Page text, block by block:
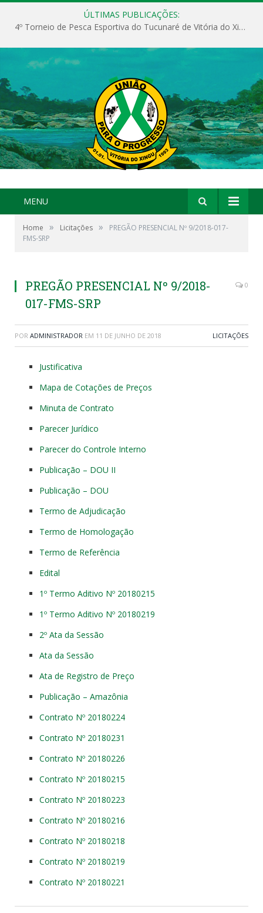
ÚLTIMAS PUBLICAÇÕES:
4º Torneio de Pesca Esportiva do Tucunaré de Vitória do Xingu
MENU
Home » Licitações »
PREGÃO PRESENCIAL Nº 9/2018-017-
FMS-SRP
PREGÃO PRESENCIAL Nº 9/2018-
017-FMS-SRP
0
POR ADMINISTRADOR EM 11 DE JUNHO DE 2018 LICITAÇÕES
Justificativa
Mapa de Cotações de Preços
Minuta de Contrato
Parecer Jurídico
Parecer do Controle Interno
Publicação – DOU II
Publicação – DOU
Termo de Adjudicação
Termo de Homologação
Termo de Referência
Edital
1º Termo Aditivo Nº 20180215
1º Termo Aditivo Nº 20180219
2º Ata da Sessão
Ata da Sessão
Ata de Registro de Preço
Publicação – Amazônia
Contrato Nº 20180224
Contrato Nº 20180231
Contrato Nº 20180226
Contrato Nº 20180215
Contrato Nº 20180223
Contrato Nº 20180216
Contrato Nº 20180218
Contrato Nº 20180219
Contrato Nº 20180221